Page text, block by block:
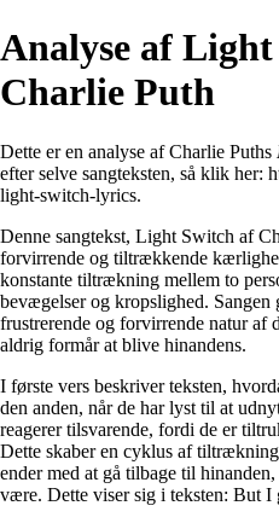
Analyse af
Charlie Puth
Dette er en analyse af Charlie Puths
efter selve sangteksten, så klik her:
light-switch-lyrics.
Denne sangtekst, Light Switch af
forvirrende og tiltrækkende
konstante tiltrækning mellem to
bevægelser og kropslighed. Sangen
frustrerende og forvirrende natur af
aldrig formår at blive hinandens.
I første vers beskriver teksten,
den anden, når de har lyst til at
reagerer tilsvarende, fordi de er
Dette skaber en cyklus af
ender med at gå tilbage til
være. Dette viser sig i teksten: But